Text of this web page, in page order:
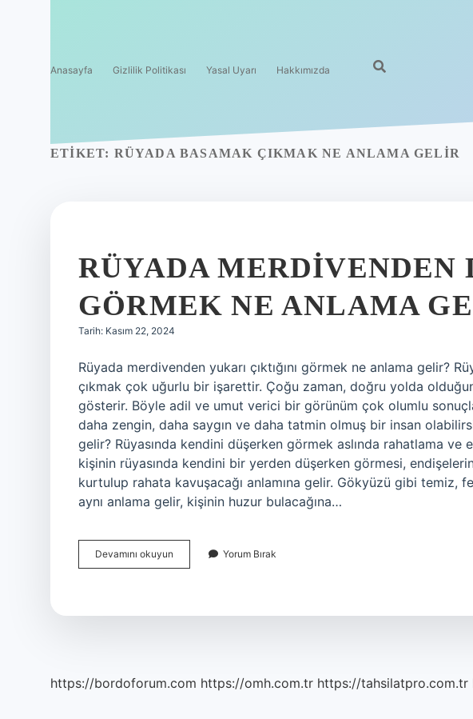
Anasayfa Gizlilik Politikası Yasal Uyarı Hakkımızda
ETIKET: RÜYADA BASAMAK ÇIKMAK NE ANLAMA GELIR
RÜYADA MERDIVENDEN
GÖRMEK NE ANLAMA
Tarih: Kasım 22, 2024
Rüyada merdivenden yukarı çıktığını görmek ne anlama gelir?
çıkmak çok uğurlu bir işarettir. Çoğu zaman, doğru yolda
gösterir. Böyle adil ve umut verici bir görünüm çok olumlu
daha zengin, daha saygın ve daha tatmin olmuş bir insan
gelir? Rüyasında kendini düşerken görmek aslında rahatlama ve
kişinin rüyasında kendini bir yerden düşerken görmesi,
kurtulup rahata kavuşacağı anlamına gelir. Gökyüzü gibi temiz,
aynı anlama gelir, kişinin huzur bulacağına…
Devamını okuyun
Merdivenden
Yorum Bırak
https://bordoforum.com https://omh.com.tr https://tahsilatpro.com.tr